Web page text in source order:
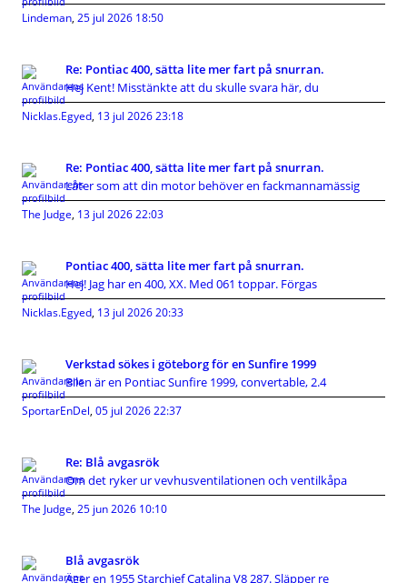
Lindeman, 25 jul 2026 18:50
Re: Pontiac 400, sätta lite mer fart på snurran.
Hej Kent! Misstänkte att du skulle svara här, du
Nicklas.Egyed, 13 jul 2026 23:18
Re: Pontiac 400, sätta lite mer fart på snurran.
Låter som att din motor behöver en fackmannamässig
The Judge, 13 jul 2026 22:03
Pontiac 400, sätta lite mer fart på snurran.
Hej! Jag har en 400, XX. Med 061 toppar. Förgas
Nicklas.Egyed, 13 jul 2026 20:33
Verkstad sökes i göteborg för en Sunfire 1999
Bilen är en Pontiac Sunfire 1999, convertable, 2.4
SportarEnDel, 05 jul 2026 22:37
Re: Blå avgasrök
Om det ryker ur vevhusventilationen och ventilkåpa
The Judge, 25 jun 2026 10:10
Blå avgasrök
Äger en 1955 Starchief Catalina V8 287. Släpper re